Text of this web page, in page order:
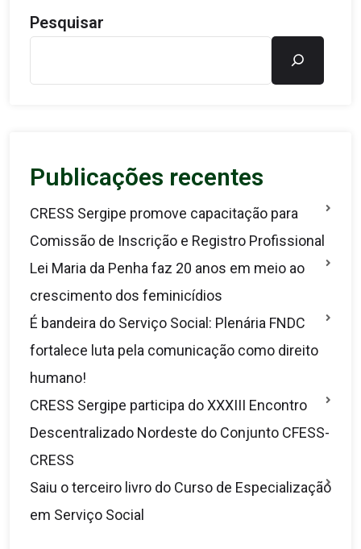
Pesquisar
Publicações recentes
CRESS Sergipe promove capacitação para
Comissão de Inscrição e Registro Profissional
Lei Maria da Penha faz 20 anos em meio ao
crescimento dos feminicídios
É bandeira do Serviço Social: Plenária FNDC
fortalece luta pela comunicação como direito
humano!
CRESS Sergipe participa do XXXIII Encontro
Descentralizado Nordeste do Conjunto CFESS-
CRESS
Saiu o terceiro livro do Curso de Especialização
em Serviço Social